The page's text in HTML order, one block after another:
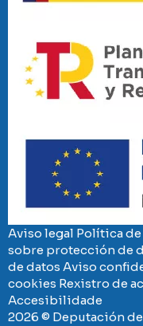
Aviso legal Política
sobre protección de
de datos Aviso
cookies Rexistro de
Accesibilidade
2026 © Deputación